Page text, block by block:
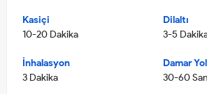
Kasiçi
10-20 Dakika
Dilaltı
3-5
İnhalasyon
3 Dakika
Damar
30-60